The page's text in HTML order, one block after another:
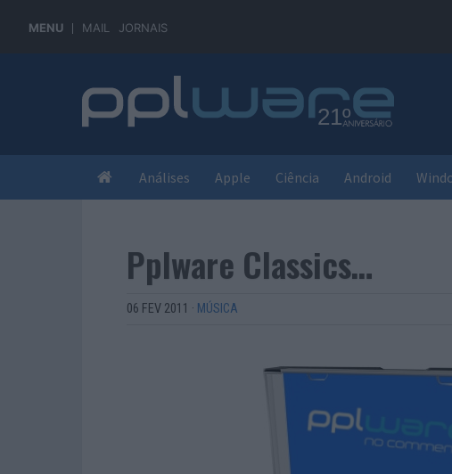
MENU MAIL JORNAIS
Análises Apple Ciência Android
Pplware Classics…
06 FEV 2011 · MÚSICA